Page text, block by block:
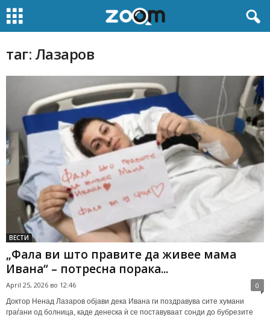
таг: Лазаров
ВЕСТИ
„Фала ви што правите да живее мама
Ивана“ – потресна порака...
April 25, 2026 во 12:46 0
Доктор Ненад Лазаров објави дека Ивана ги поздравува сите хумани
граѓани од болница, каде денеска ѝ се поставуваат сонди до бубрезите